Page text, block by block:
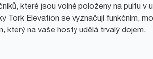
které jsou volně položeny na pultu v
Tork Elevation se vyznačují funkčním,
který na vaše hosty udělá trvalý dojem.